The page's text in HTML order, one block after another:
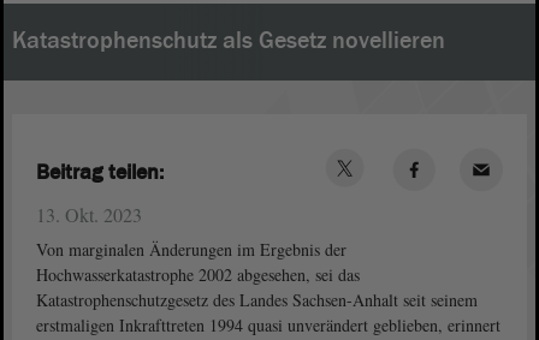
Katastrophenschutz als Gesetz novellieren
13. Okt. 2023
Von marginalen Änderungen im Ergebnis der
Hochwasserkatastrophe 2002 abgesehen, sei das
Katastrophenschutzgesetz des Landes Sachsen-Anhalt seit seinem
erstmaligen Inkrafttreten 1994 quasi unverändert geblieben, erinnert
Beitrag teilen: